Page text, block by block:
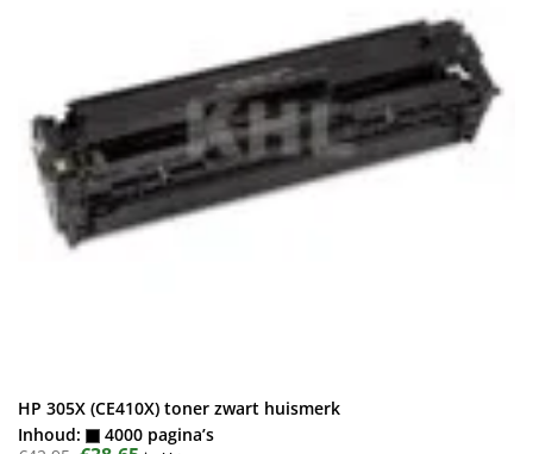
HP 305X (CE410X) toner zwart huismerk
Inhoud:
4000 pagina’s